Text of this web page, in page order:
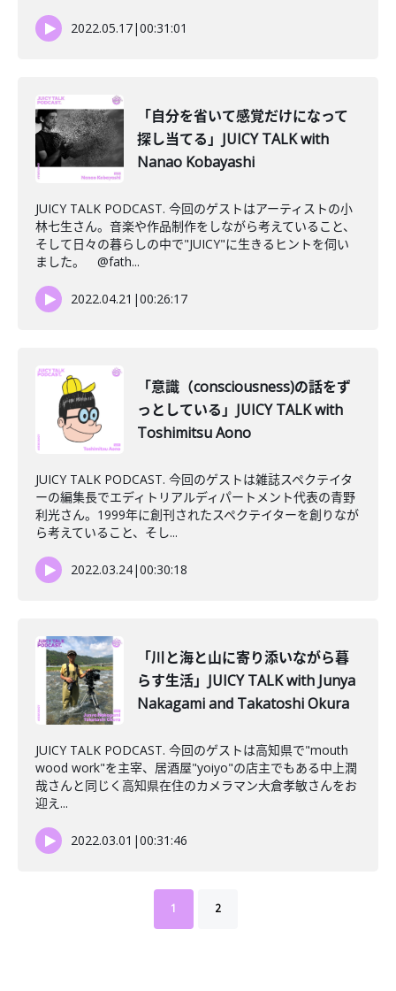
2022.05.17|00:31:01
「自分を省いて感覚だけになって
探し当てる」JUICY TALK with
Nanao Kobayashi
JUICY TALK PODCAST. 今回のゲストはアーティストの小
林七生さん。音楽や作品制作をしながら考えていること、
そして日々の暮らしの中で"JUICY"に生きるヒントを伺い
ました。 @fath...
2022.04.21 |00:26:17
「意識（consciousness)の話をず
っとしている」JUICY TALK with
Toshimitsu Aono
JUICY TALK PODCAST. 今回のゲストは雑誌スペクテイタ
ーの編集長でエディトリアルディパートメント代表の青野
利光さん。1999年に創刊されたスペクテイターを創りなが
ら考えていること、そし...
2022.03.24|00:30:18
「川と海と山に寄り添いながら暮
らす生活」JUICY TALK with Junya
Nakagami and Takatoshi Okura
JUICY TALK PODCAST. 今回のゲストは高知県で"mouth
wood work"を主宰、居酒屋"yoiyo"の店主でもある中上潤
哉さんと同じく高知県在住のカメラマン大倉孝敏さんをお
迎え...
2022.03.01 |00:31:46
1 2